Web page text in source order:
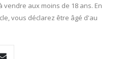
vendre aux moins de 18 ans. En
vous déclarez être âgé d'au